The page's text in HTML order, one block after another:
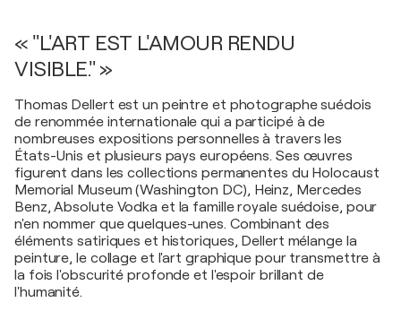
« "L'ART EST L'AMOUR RENDU
VISIBLE." »
Thomas Dellert est un peintre et photographe suédois
de renommée internationale qui a participé à de
nombreuses expositions personnelles à travers les
États-Unis et plusieurs pays européens. Ses œuvres
figurent dans les collections permanentes du Holocaust
Memorial Museum (Washington DC), Heinz, Mercedes
Benz, Absolute Vodka et la famille royale suédoise, pour
n'en nommer que quelques-unes. Combinant des
éléments satiriques et historiques, Dellert mélange la
peinture, le collage et l'art graphique pour transmettre à
la fois l'obscurité profonde et l'espoir brillant de
l'humanité.